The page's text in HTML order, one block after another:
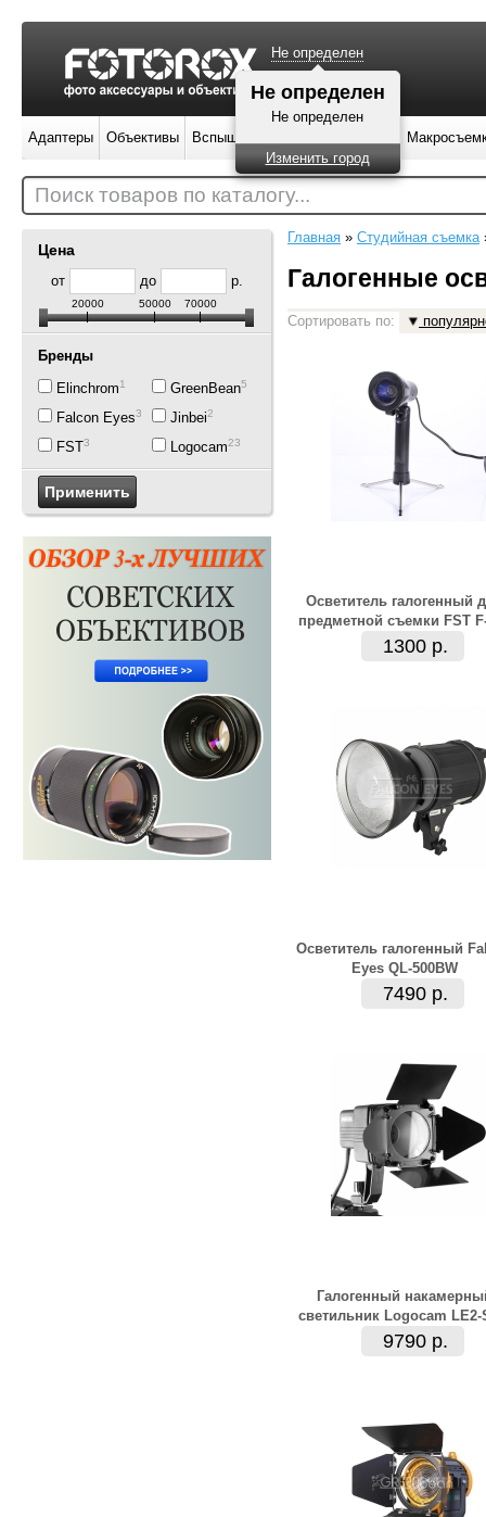
Цена
от до р.
20000 50000 70000
Бренды
Elinchrom1
Falcon Eyes3
FST3
GreenBean5
Jinbei2
Logocam23
Главная » Студийная съемка
Галогенные
Сортировать по:
Осветитель галогенный
предметной съемки FST
1300 р.
Осветитель галогенный
Eyes QL-500BW
7490 р.
Галогенный
светильник Logocam LE2-
9790 р.
Не определен
Не определен
Не определен
Изменить город
Адаптеры Объективы Вспышки
Поиск товаров по каталогу...